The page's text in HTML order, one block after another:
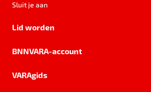
Sluit je aan
Lid worden
BNNVARA-account
VARAgids